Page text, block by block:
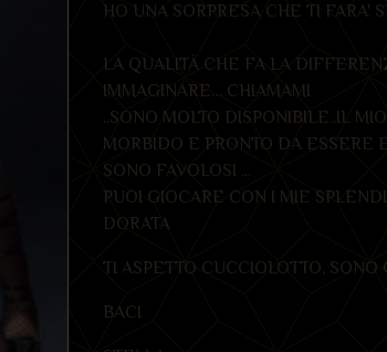
HO UNA SORPRESA CHE TI FARA'
LA QUALITÀ CHE FA LA
IMMAGINARE… CHIAMAMI
..SONO MOLTO DISPONIBILE..IL
MORBIDO E PRONTO DA ESSERE
SONO FAVOLOSI ...
PUOI GIOCARE CON I MIE
DORATA
TI ASPETTO CUCCIOLOTTO, SONO
BACI